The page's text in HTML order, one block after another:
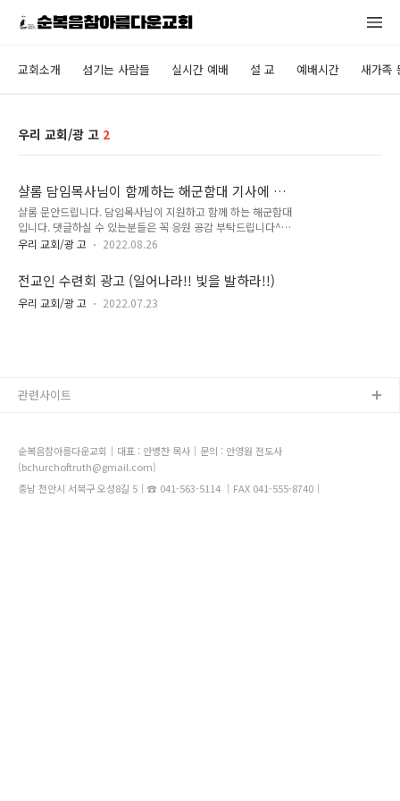
교회소개 섬기는 사람들 실시간 예배 설 교 예배시간 새가족
우리 교회/광 고 2
샬롬 담임목사님이 함께하는 해군함대 기사에 응
원 댓글 부탁드립니다^^
샬롬 문안드립니다. 담임목사님이 지원하고 함께 하는 해군함대
입니다. 댓글하실 수 있는분들은 꼭 응원 공감 부탁드립니다^^*
기사 링크는 밑에 있습니다.
우리 교회/광 고 2022.08.26
전교인 수련회 광고 (일어나라!! 빛을 발하라!!)
우리 교회/광 고 2022.07.23
순복음참아름다운교회｜대표 : 안병찬 목사｜문의 : 안영원 전도사
(bchurchoftruth@gmail.com)
충남 천안시 서북구 오성8길 5｜☎ 041-563-5114 ｜FAX 041-555-8740｜
관련사이트